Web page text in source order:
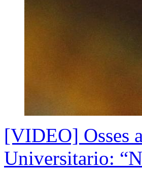
[VIDEO] Osses
Universitario: